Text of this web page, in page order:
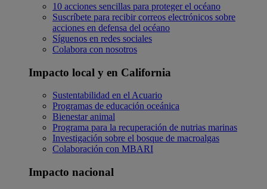
10 acciones sencillas para proteger el océano
Suscríbete para recibir correos electrónicos sobre
acciones en defensa del océano
Síguenos en redes sociales
Colabora con nosotros
Impacto local y en California
Sustentabilidad en el Acuario
Programas de educación oceánica
Bienestar animal
Programa para la recuperación de nutrias marinas
Investigación sobre el bosque de macroalgas
Colaboración con MBARI
Impacto nacional